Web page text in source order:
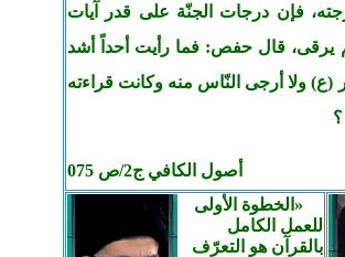
فإن درجات الجنّة على قدر آيات
ثم يرقى، قال حفص: فما رأيت أحداً أشد
ولا أرجى النّاس منه وكانت قراءته
؟
أصول الكافي ج2/ص 075
«الخطوة الأولى
للعمل الكامل
بالقرآن هو التعرّف